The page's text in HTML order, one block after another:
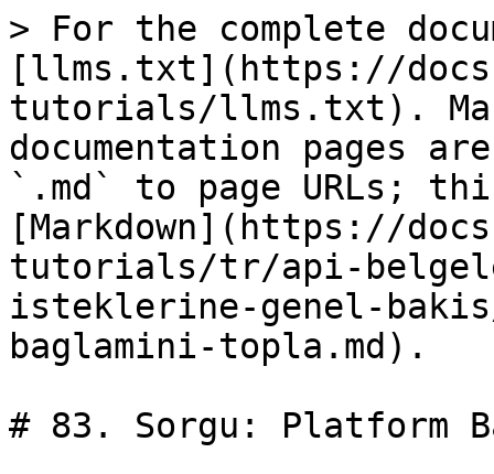
> For the complete
[llms.txt](https://
tutorials/llms.txt).
documentation pages
`.md` to page URLs;
[Markdown](https://
tutorials/tr/api-
isteklerine-genel-
baglamini-topla.md).
# 83. Sorgu: Platform